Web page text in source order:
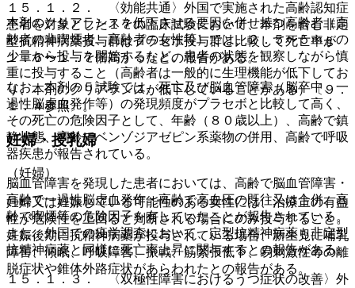
１５．１．２． 〈効能共通〉外国で実施された高齢認知症
患者を対象とした１７の臨床試験において、本剤を含む非定
型抗精神病薬投与群はプラセボ投与群と比較して死亡率が
１．６〜１．７倍高かったとの報告がある。
なお、本剤の５試験では、死亡及び脳血管障害（脳卒中、一
過性脳虚血発作等）の発現頻度がプラセボと比較して高く、
その死亡の危険因子として、年齢（８０歳以上）、高齢で鎮
静状態、高齢でベンゾジアゼピン系薬物の併用、高齢で呼吸
器疾患が報告されている。
脳血管障害を発現した患者においては、高齢で脳血管障害・
高齢で一過性脳虚血発作・高齢で高血圧の既往又は合併、高
齢で喫煙等の危険因子を有していたことが報告されている。
また、外国での疫学調査において、定型抗精神病薬も非定型
抗精神病薬と同様に死亡率上昇に関与するとの報告がある。
１５．１．３． 〈双極性障害におけるうつ症状の改善〉外
本剤のクリアランスを低下させる要因を併せ持つ高齢者（高
齢者の非喫煙者、高齢者の女性等）では、２．５〜５ｍｇの
少量から投与を開始するなど、患者の状態を観察しながら慎
重に投与すること（高齢者は一般的に生理機能が低下してお
り、本剤のクリアランスが低下していることがある）〔９．
１．４参照〕。
妊婦・授乳婦
（妊婦）
妊婦又は妊娠している可能性のある女性には、治療上の有益
性が危険性を上回ると判断される場合にのみ投与すること。
妊娠後期に抗精神病薬が投与されている場合、新生児に哺乳
障害、傾眠、呼吸障害、振戦、筋緊張低下、易刺激性等の離
脱症状や錐体外路症状があらわれたとの報告がある。